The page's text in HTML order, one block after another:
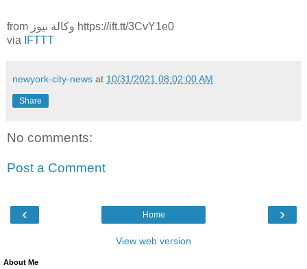
from وكالة نيوز https://ift.tt/3CvY1e0
via
IFTTT
newyork-city-news at 10/31/2021 08:02:00 AM
Share
No comments:
Post a Comment
‹ ›
Home
View web version
About Me